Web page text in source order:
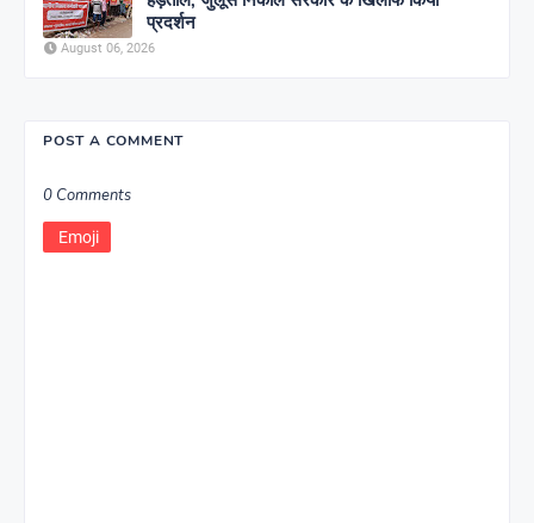
प्रदर्शन
August 06, 2026
POST A COMMENT
0 Comments
Emoji